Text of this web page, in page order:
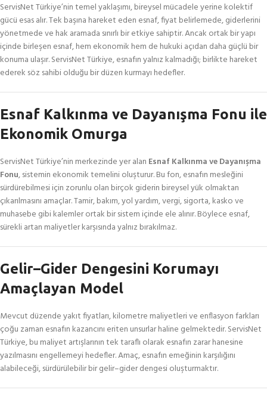
ServisNet Türkiye’nin temel yaklaşımı, bireysel mücadele yerine kolektif
gücü esas alır. Tek başına hareket eden esnaf, fiyat belirlemede, giderlerini
yönetmede ve hak aramada sınırlı bir etkiye sahiptir. Ancak ortak bir yapı
içinde birleşen esnaf, hem ekonomik hem de hukuki açıdan daha güçlü bir
konuma ulaşır. ServisNet Türkiye, esnafın yalnız kalmadığı; birlikte hareket
ederek söz sahibi olduğu bir düzen kurmayı hedefler.
Esnaf Kalkınma ve Dayanışma Fonu ile
Ekonomik Omurga
ServisNet Türkiye’nin merkezinde yer alan Esnaf Kalkınma ve Dayanışma
Fonu, sistemin ekonomik temelini oluşturur. Bu fon, esnafın mesleğini
sürdürebilmesi için zorunlu olan birçok giderin bireysel yük olmaktan
çıkarılmasını amaçlar. Tamir, bakım, yol yardım, vergi, sigorta, kasko ve
muhasebe gibi kalemler ortak bir sistem içinde ele alınır. Böylece esnaf,
sürekli artan maliyetler karşısında yalnız bırakılmaz.
Gelir–Gider Dengesini Korumayı
Amaçlayan Model
Mevcut düzende yakıt fiyatları, kilometre maliyetleri ve enflasyon farkları
çoğu zaman esnafın kazancını eriten unsurlar haline gelmektedir. ServisNet
Türkiye, bu maliyet artışlarının tek taraflı olarak esnafın zarar hanesine
yazılmasını engellemeyi hedefler. Amaç, esnafın emeğinin karşılığını
alabileceği, sürdürülebilir bir gelir–gider dengesi oluşturmaktır.